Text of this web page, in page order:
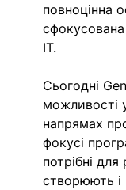
повноцінна
IT.
Сьогодні
можливості
напрямах
фокусі
потрібні
створюють і